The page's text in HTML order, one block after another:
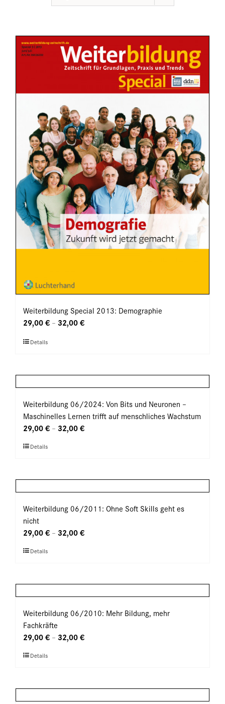
Weiterbildung Special 2013: Demographie
29,00€ – 32,00€
Dieses
mehrere
Varianten
auf.
Die
Optionen
auf
Details
Weiterbildung 06/2024: Von Bits und Neuronen –
Maschinelles Lernen trifft auf menschliches Wachstum
29,00€ – 32,00€
Dieses
mehrere
Varianten
auf.
Die
Optionen
auf
Details
Weiterbildung 06/2011: Ohne Soft Skills geht es
nicht
29,00€ – 32,00€
Dieses
mehrere
Varianten
auf.
Die
Optionen
auf
Details
Weiterbildung 06/2010: Mehr Bildung, mehr
Fachkräfte
29,00€ – 32,00€
Dieses
mehrere
Details